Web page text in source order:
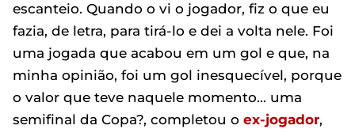
escanteio. Quando o vi o jogador, fiz o que eu
fazia, de letra, para tirá-lo e dei a volta nele. Foi
uma jogada que acabou em um gol e que, na
minha opinião, foi um gol inesquecível, porque
o valor que teve naquele momento... uma
semifinal da Copa?, completou o ex-jogador,